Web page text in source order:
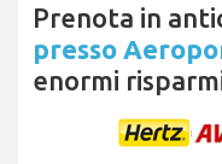
Prenota in
presso
enormi